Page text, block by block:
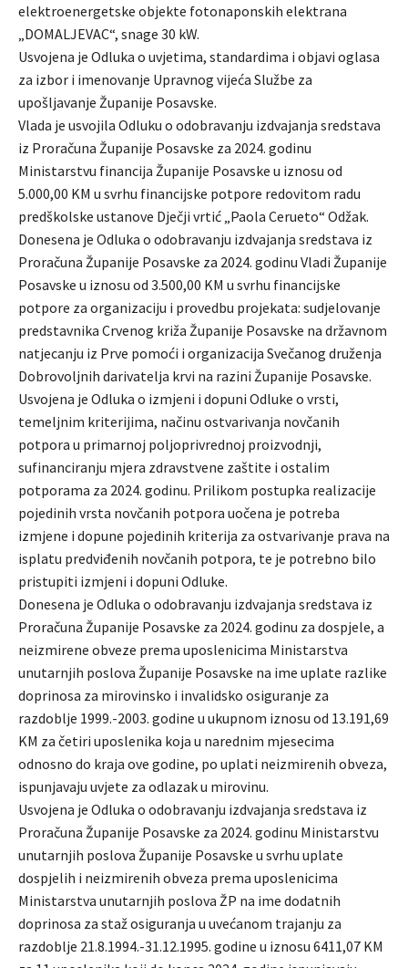
elektroenergetske objekte fotonaponskih elektrana
„DOMALJEVAC“, snage 30 kW.
Usvojena je Odluka o uvjetima, standardima i objavi oglasa
za izbor i imenovanje Upravnog vijeća Službe za
upošljavanje Županije Posavske.
Vlada je usvojila Odluku o odobravanju izdvajanja sredstava
iz Proračuna Županije Posavske za 2024. godinu
Ministarstvu financija Županije Posavske u iznosu od
5.000,00 KM u svrhu financijske potpore redovitom radu
predškolske ustanove Dječji vrtić „Paola Cerueto“ Odžak.
Donesena je Odluka o odobravanju izdvajanja sredstava iz
Proračuna Županije Posavske za 2024. godinu Vladi Županije
Posavske u iznosu od 3.500,00 KM u svrhu financijske
potpore za organizaciju i provedbu projekata: sudjelovanje
predstavnika Crvenog križa Županije Posavske na državnom
natjecanju iz Prve pomoći i organizacija Svečanog druženja
Dobrovoljnih darivatelja krvi na razini Županije Posavske.
Usvojena je Odluka o izmjeni i dopuni Odluke o vrsti,
temeljnim kriterijima, načinu ostvarivanja novčanih
potpora u primarnoj poljoprivrednoj proizvodnji,
sufinanciranju mjera zdravstvene zaštite i ostalim
potporama za 2024. godinu. Prilikom postupka realizacije
pojedinih vrsta novčanih potpora uočena je potreba
izmjene i dopune pojedinih kriterija za ostvarivanje prava na
isplatu predviđenih novčanih potpora, te je potrebno bilo
pristupiti izmjeni i dopuni Odluke.
Donesena je Odluka o odobravanju izdvajanja sredstava iz
Proračuna Županije Posavske za 2024. godinu za dospjele, a
neizmirene obveze prema uposlenicima Ministarstva
unutarnjih poslova Županije Posavske na ime uplate razlike
doprinosa za mirovinsko i invalidsko osiguranje za
razdoblje 1999.-2003. godine u ukupnom iznosu od 13.191,69
KM za četiri uposlenika koja u narednim mjesecima
odnosno do kraja ove godine, po uplati neizmirenih obveza,
ispunjavaju uvjete za odlazak u mirovinu.
Usvojena je Odluka o odobravanju izdvajanja sredstava iz
Proračuna Županije Posavske za 2024. godinu Ministarstvu
unutarnjih poslova Županije Posavske u svrhu uplate
dospjelih i neizmirenih obveza prema uposlenicima
Ministarstva unutarnjih poslova ŽP na ime dodatnih
doprinosa za staž osiguranja u uvećanom trajanju za
razdoblje 21.8.1994.-31.12.1995. godine u iznosu 6411,07 KM